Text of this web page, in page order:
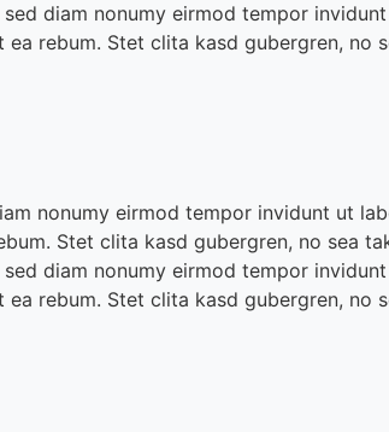
diam nonumy eirmod tempor
rebum. Stet clita kasd gubergren, no
nonumy eirmod tempor invidunt ut
Stet clita kasd gubergren, no sea
diam nonumy eirmod tempor
rebum. Stet clita kasd gubergren, no